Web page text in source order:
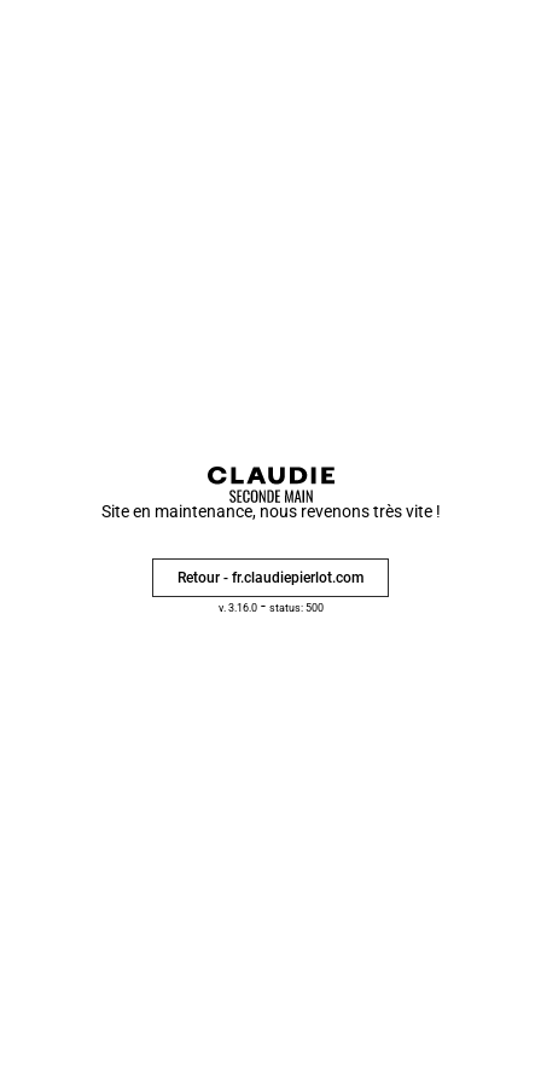
Site en maintenance, nous revenons très vite !
Retour - fr.claudiepierlot.com
v. 3.16.0- status: 500